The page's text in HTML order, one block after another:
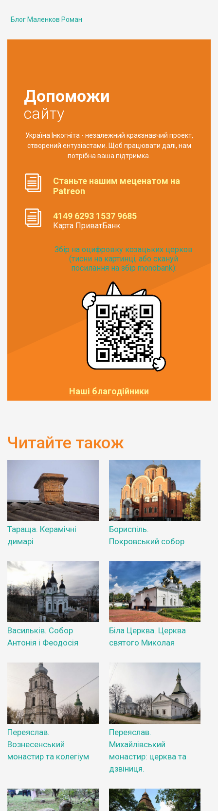
Блог Маленков Роман
Допоможи
сайту
Україна Інкогніта - незалежний краєзнавчий проект,
створений ентузіастами. Щоб працювати далі, нам
потрібна ваша підтримка.
Станьте нашим меценатом на
Patreon
4149 6293 1537 9685
Карта ПриватБанк
Збір на оцифровку козацьких церков
(тисни на картинці, або скануй
посилання на збір monobank):
Наші благодійники
Читайте також
Тараща. Керамічні
димарі
Бориспіль.
Покровський собор
Васильків. Собор
Антонія і Феодосія
Біла Церква. Церква
святого Миколая
Переяслав.
Вознесенський
монастир та колегіум
Переяслав.
Михайлівський
монастир: церква та
дзвіниця.